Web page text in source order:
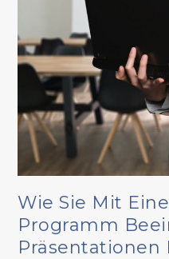
Wie Sie Mit
Programm
Präsentationen